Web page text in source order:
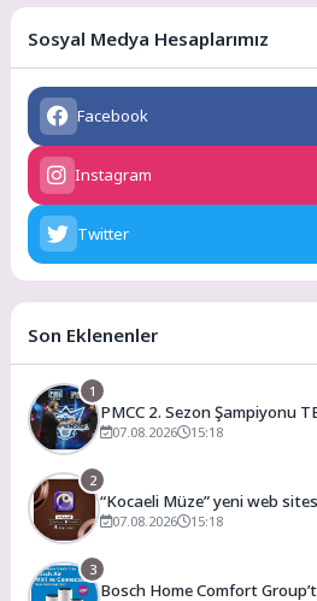
Sosyal Medya Hesaplarımız
Facebook
Instagram
Twitter
Son Eklenenler
1
PMCC 2. Sezon Şampiyonu
07.08.2026 15:18
2
“Kocaeli Müze” yeni web
07.08.2026 15:18
3
Bosch Home Comfort